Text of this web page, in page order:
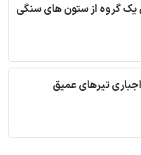
یک گروه از ستون های سنگی
تیرهای عمیق